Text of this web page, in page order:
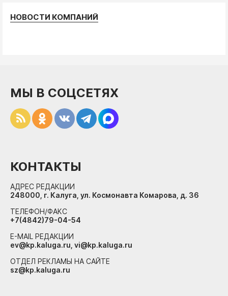
НОВОСТИ КОМПАНИЙ
МЫ В СОЦСЕТЯХ
КОНТАКТЫ
АДРЕС РЕДАКЦИИ
248000, г. Калуга, ул. Космонавта Комарова, д. 36
ТЕЛЕФОН/ФАКС
+7(4842)79-04-54
E-MAIL РЕДАКЦИИ
ev@kp.kaluga.ru, vi@kp.kaluga.ru
ОТДЕЛ РЕКЛАМЫ НА САЙТЕ
sz@kp.kaluga.ru